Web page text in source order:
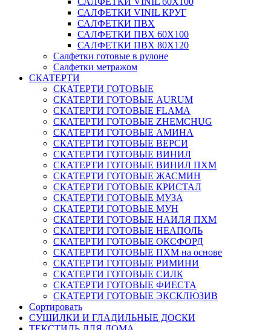
САЛФЕТКИ VINIL КРУГ
САЛФЕТКИ ПВХ
САЛФЕТКИ ПВХ 60Х100
САЛФЕТКИ ПВХ 80Х120
Салфетки готовые в рулоне
Салфетки метражом
СКАТЕРТИ
СКАТЕРТИ ГОТОВЫЕ
СКАТЕРТИ ГОТОВЫЕ AURUM
СКАТЕРТИ ГОТОВЫЕ FLAMA
СКАТЕРТИ ГОТОВЫЕ ZHEMCHUG
СКАТЕРТИ ГОТОВЫЕ АМИНА
СКАТЕРТИ ГОТОВЫЕ ВЕРСИ
СКАТЕРТИ ГОТОВЫЕ ВИНИЛ
СКАТЕРТИ ГОТОВЫЕ ВИНИЛ ПХМ
СКАТЕРТИ ГОТОВЫЕ ЖАСМИН
СКАТЕРТИ ГОТОВЫЕ КРИСТАЛ
СКАТЕРТИ ГОТОВЫЕ МУЗА
СКАТЕРТИ ГОТОВЫЕ МУН
СКАТЕРТИ ГОТОВЫЕ НАИЛЯ ПХМ
СКАТЕРТИ ГОТОВЫЕ НЕАПОЛЬ
СКАТЕРТИ ГОТОВЫЕ ОКСФОРД
СКАТЕРТИ ГОТОВЫЕ ПХМ на основе
СКАТЕРТИ ГОТОВЫЕ РИМИНИ
СКАТЕРТИ ГОТОВЫЕ СИЛК
СКАТЕРТИ ГОТОВЫЕ ФИЕСТА
СКАТЕРТИ ГОТОВЫЕ ЭКСКЛЮЗИВ
Сортировать
СУШИЛКИ И ГЛАДИЛЬНЫЕ ДОСКИ